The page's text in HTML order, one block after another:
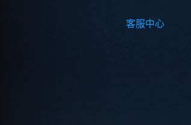
客服中心